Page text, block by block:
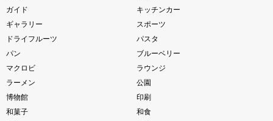
ガイド
キッチンカー
ギャラリー
スポーツ
ドライフルーツ
パスタ
パン
ブルーベリー
マクロビ
ラウンジ
ラーメン
公園
博物館
印刷
和菓子
和食